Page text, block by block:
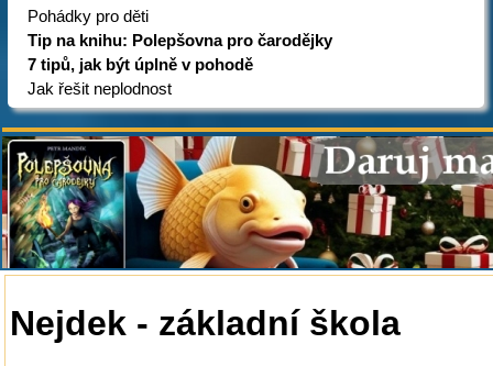
Pohádky pro děti
Tip na knihu: Polepšovna pro čarodějky
7 tipů, jak být úplně v pohodě
Jak řešit neplodnost
Nejdek - základní škola